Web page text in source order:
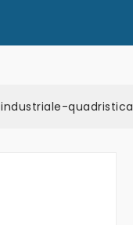
industriale-quadristica